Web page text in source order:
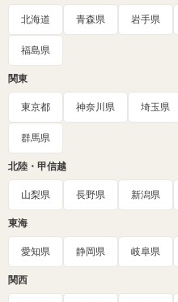
北海道 青森県 岩手県
福島県
関東
東京都 神奈川県 埼玉県
群馬県
北陸・甲信越
山梨県 長野県 新潟県
東海
愛知県 静岡県 岐阜県
関西